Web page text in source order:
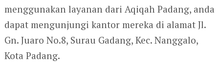
menggunakan layanan dari Aqiqah Padang, anda
dapat mengunjungi kantor mereka di alamat Jl.
Gn. Juaro No.8, Surau Gadang, Kec. Nanggalo,
Kota Padang.